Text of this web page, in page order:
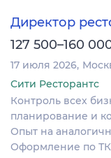
Директор
127 500–160
17 июля 2026
Сити Ресторантс
Контроль всех
планирование и
Опыт на
Оформление по